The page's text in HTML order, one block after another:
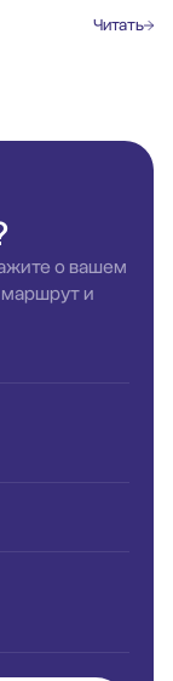
Читать
о вашем
и